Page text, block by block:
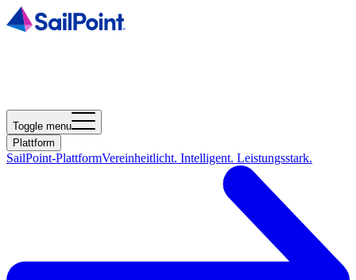
Toggle menu
Plattform
SailPoint-PlattformVereinheitlicht. Intelligent. Leistungsstark.